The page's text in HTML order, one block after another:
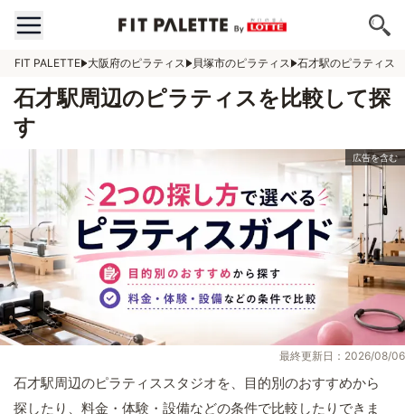
FIT PALETTE 大阪府のピラティス 貝塚市のピラティス 石才駅のピラティス
石才駅周辺のピラティスを比較して探
す
最終更新日：2026/08/06
石才駅周辺のピラティススタジオを、目的別のおすすめから
探したり、料金・体験・設備などの条件で比較したりできま